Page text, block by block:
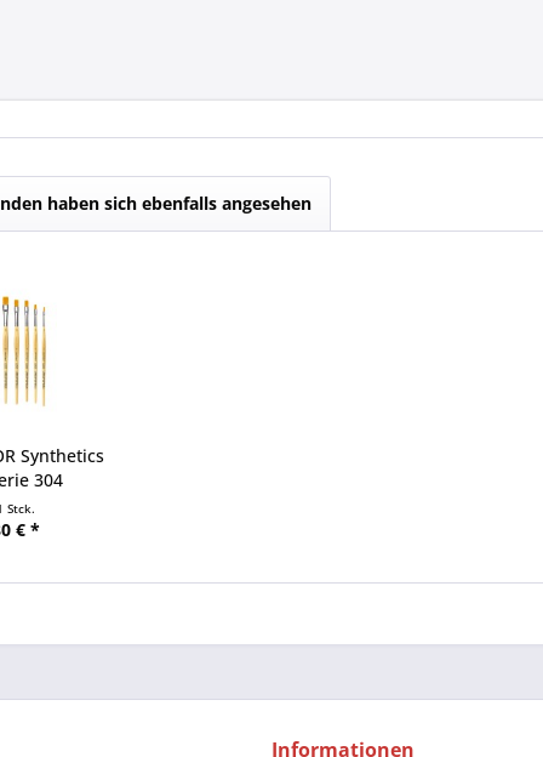
haben sich ebenfalls angesehen
Synthetics
304
Stck.
€ *
Informationen